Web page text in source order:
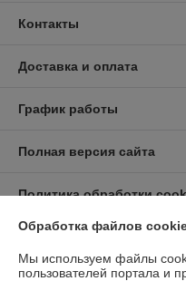
Контакты
Доставка и оплата
График работы
Полная версия сайта
Политика обработки
Сайт создан на
Обработка файлов
Мы используем файлы
пользователей портала и